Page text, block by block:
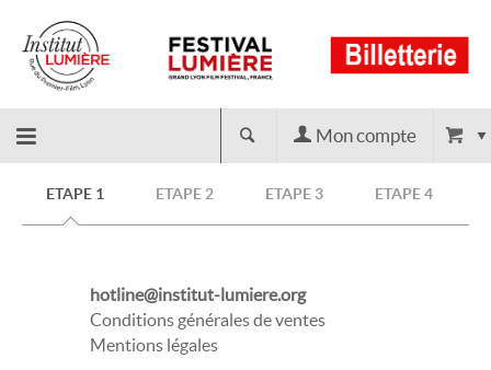
Retour
Mon compte
ETAPE 1 ETAPE 2 ETAPE 3 ETAPE 4
hotline@institut-lumiere.org
Conditions générales de ventes
Mentions légales